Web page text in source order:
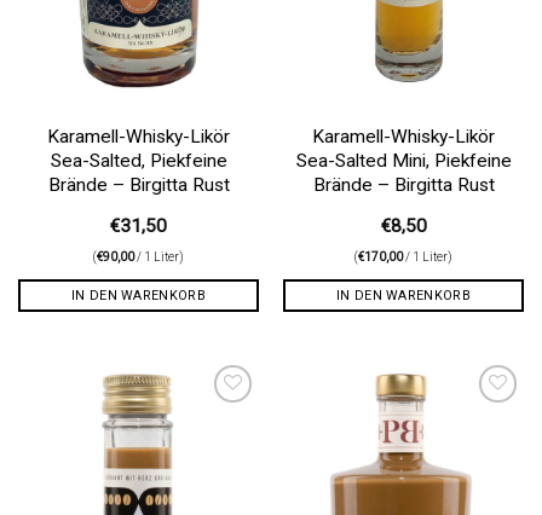
Karamell-Whisky-Likör
Sea-Salted, Piekfeine
Brände – Birgitta Rust
€31,50
(€90,00/ 1 Liter)
IN DEN WARENKORB
Karamell-Whisky-Likör
Sea-Salted Mini, Piekfeine
Brände – Birgitta Rust
€8,50
(€170,00/ 1 Liter)
IN DEN WARENKORB
Wunschliste